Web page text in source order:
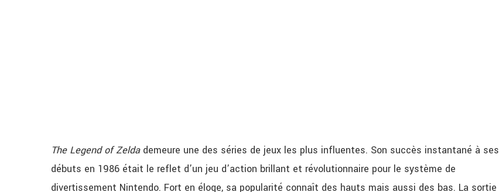
The Legend of Zeldademeure une des séries de jeux les plus influentes. Son succès instantané à ses
débuts en 1986 était le reflet d’un jeu d’action brillant et révolutionnaire pour le système de
divertissement Nintendo. Fort en éloge, sa popularité connaît des hauts mais aussi des bas. La sortie